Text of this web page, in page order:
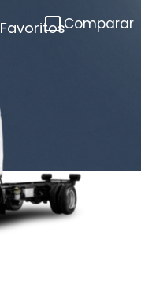
FavoritosComparar